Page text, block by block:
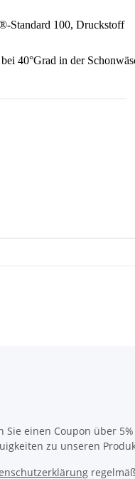
Standard 100, Druckstoff
40°Grad in der
einen Coupon über
zu unseren